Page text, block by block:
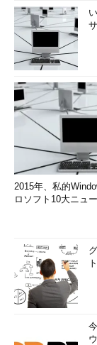
2015年、私的
ロソフト10大ニュ